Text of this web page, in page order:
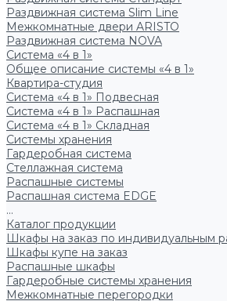
Раздвижная система Slim Line
Межкомнатные двери ARISTO
Раздвижная система NOVA
Система «4 в 1»
Общее описание системы «4 в 1»
Квартира-студия
Система «4 в 1» Подвесная
Система «4 в 1» Распашная
Система «4 в 1» Складная
Системы хранения
Гардеробная система
Стеллажная система
Распашные системы
Распашная система EDGE
...
Каталог продукции
Шкафы на заказ по индивидуальным
Шкафы купе на заказ
Распашные шкафы
Гардеробные системы хранения
Межкомнатные перегородки